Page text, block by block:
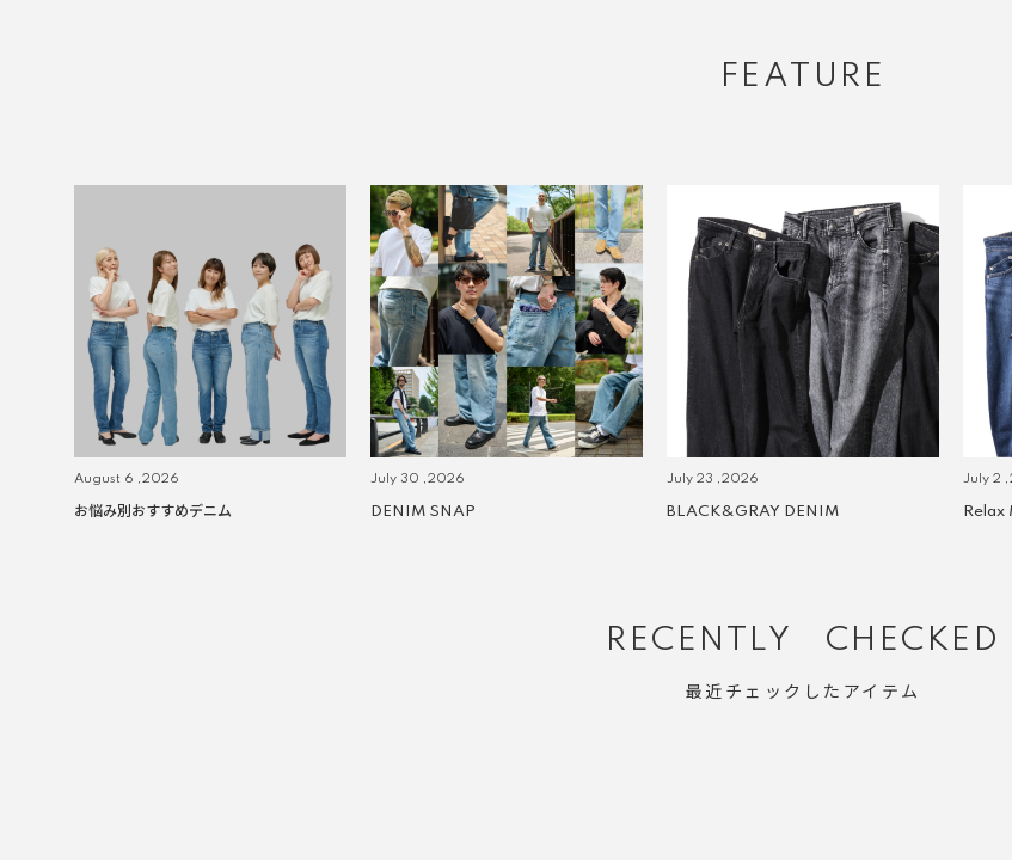
FEATURE
August 6 ,2026
お悩み別おすすめデニム
July 30 ,2026
DENIM SNAP
July 23 ,2026
BLACK&GRAY DENIM
July 2
Relax
RECENTLY CHECKED
最近チェックしたアイテム